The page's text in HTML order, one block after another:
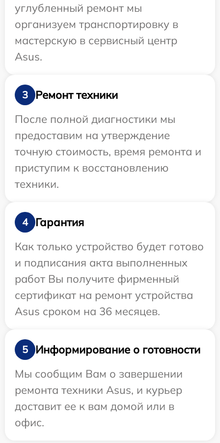
углубленный ремонт мы
организуем транспортировку в
мастерскую в сервисный центр
Asus.
3
Ремонт техники
После полной диагностики мы
предоставим на утверждение
точную стоимость, время ремонта и
приступим к восстановлению
техники.
4
Гарантия
Как только устройство будет готово
и подписания акта выполненных
работ Вы получите фирменный
сертификат на ремонт устройства
Asus сроком на 36 месяцев.
5
Информирование о готовности
Мы сообщим Вам о завершении
ремонта техники Asus, и курьер
доставит ее к вам домой или в
офис.